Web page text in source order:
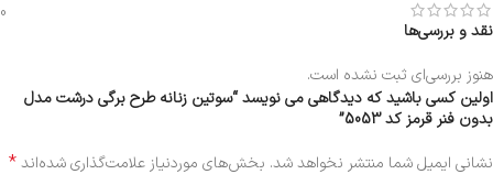
0
نقد و بررسی‌ها
هنوز بررسی‌ای ثبت نشده است.
اولین کسی باشید که دیدگاهی می نویسد “سوتین زنانه طرح برگی درشت مدل
بدون فنر قرمز کد 5053”
نشانی ایمیل شما منتشر نخواهد شد. بخش‌های موردنیاز علامت‌گذاری شده‌اند*